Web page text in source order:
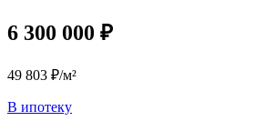
6 300 000 ₽
49 803 ₽/м²
В ипотеку